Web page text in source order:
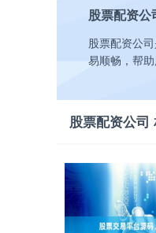
股票配资公
股票配资公
易顺畅，帮助
股票配资公司